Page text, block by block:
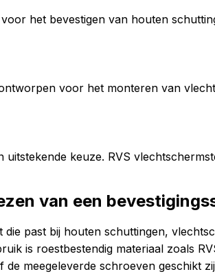
het bevestigen van houten
voor het monteren van
uitstekende keuze. RVS
van een
die past bij houten schuttingen,
is roestbestendig materiaal zoals
meegeleverde schroeven geschikt